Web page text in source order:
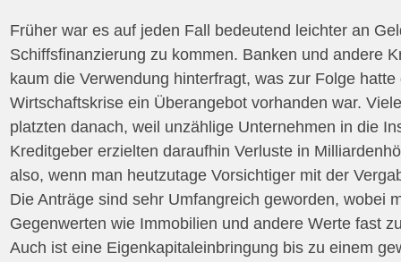
Früher war es auf jeden Fall bedeutend leichter an
Schiffsfinanzierung zu kommen. Banken und andere
kaum die Verwendung hinterfragt, was zur Folge hatte
Wirtschaftskrise ein Überangebot vorhanden war.
platzten danach, weil unzählige Unternehmen in die
Kreditgeber erzielten daraufhin Verluste in
also, wenn man heutzutage Vorsichtiger mit der
Die Anträge sind sehr Umfangreich geworden, wobei
Gegenwerten wie Immobilien und andere Werte fast
Auch ist eine Eigenkapitaleinbringung bis zu einem